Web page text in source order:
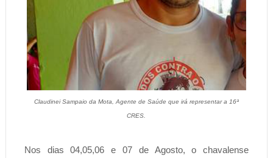
Claudinei Sampaio da Mota, Agente de Saúde que irá representar a 16ª
CRES.
Nos dias 04,05,06 e 07 de Agosto, o chavalense